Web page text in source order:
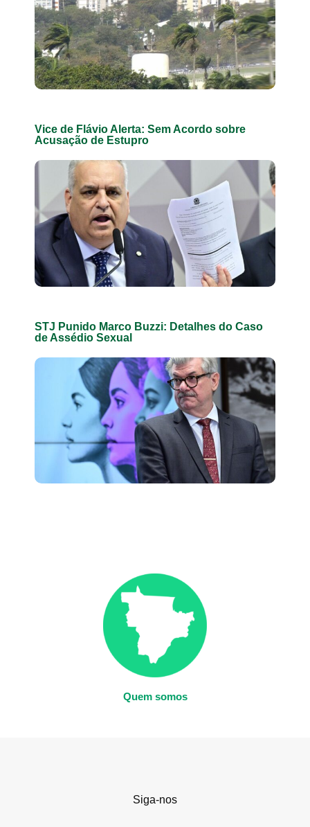
Vice de Flávio Alerta: Sem Acordo sobre
Acusação de Estupro
STJ Punido Marco Buzzi: Detalhes do Caso
de Assédio Sexual
Quem somos
Siga-nos